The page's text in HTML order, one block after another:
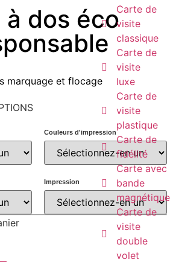
Carte de
visite
classique
Carte de
visite
luxe
Carte de
visite
plastique
Carte de
fidélité
Carte avec
bande
magnétique
Carte de
visite
double
volet
à dos éco
marquage et flocage
Couleurs d'impression
Impression